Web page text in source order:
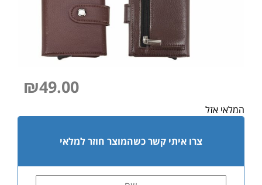
₪49.00
המלאי אזל
צרו איתי קשר כשהמוצר חוזר למלאי